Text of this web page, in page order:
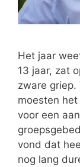
Het jaar
13 jaar, zat
zware
moesten
voor een
vond dat
nog lang